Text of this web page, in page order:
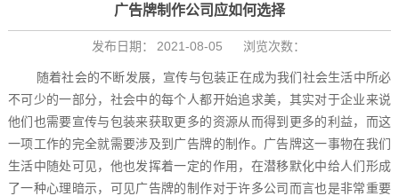
广告牌制作公司应如何选择
发布日期： 2021-08-05 浏览次数：
随着社会的不断发展，宣传与包装正在成为我们社会生活中所必
不可少的一部分，社会中的每个人都开始追求美，其实对于企业来说
他们也需要宣传与包装来获取更多的资源从而得到更多的利益，而这
一项工作的完全就需要涉及到广告牌的制作。广告牌这一事物在我们
生活中随处可见，他也发挥着一定的作用，在潜移默化中给人们形成
了一种心理暗示，可见广告牌的制作对于许多公司而言也是非常重要